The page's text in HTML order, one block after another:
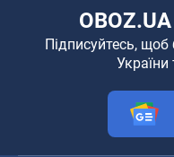
Підписуйтесь, щоб
України